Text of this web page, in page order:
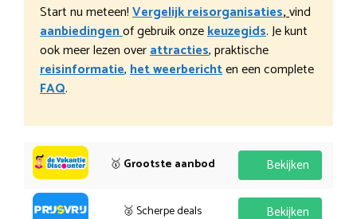
Start nu meteen!Vergelijk reisorganisaties,vind
aanbiedingenof gebruik onzekeuzegids. Je kunt
ook meer lezen overattracties, praktische
reisinformatie,het weerberichten een complete
FAQ.
🥇 Grootste aanbod Bekijken
🥈 Scherpe deals Bekijken